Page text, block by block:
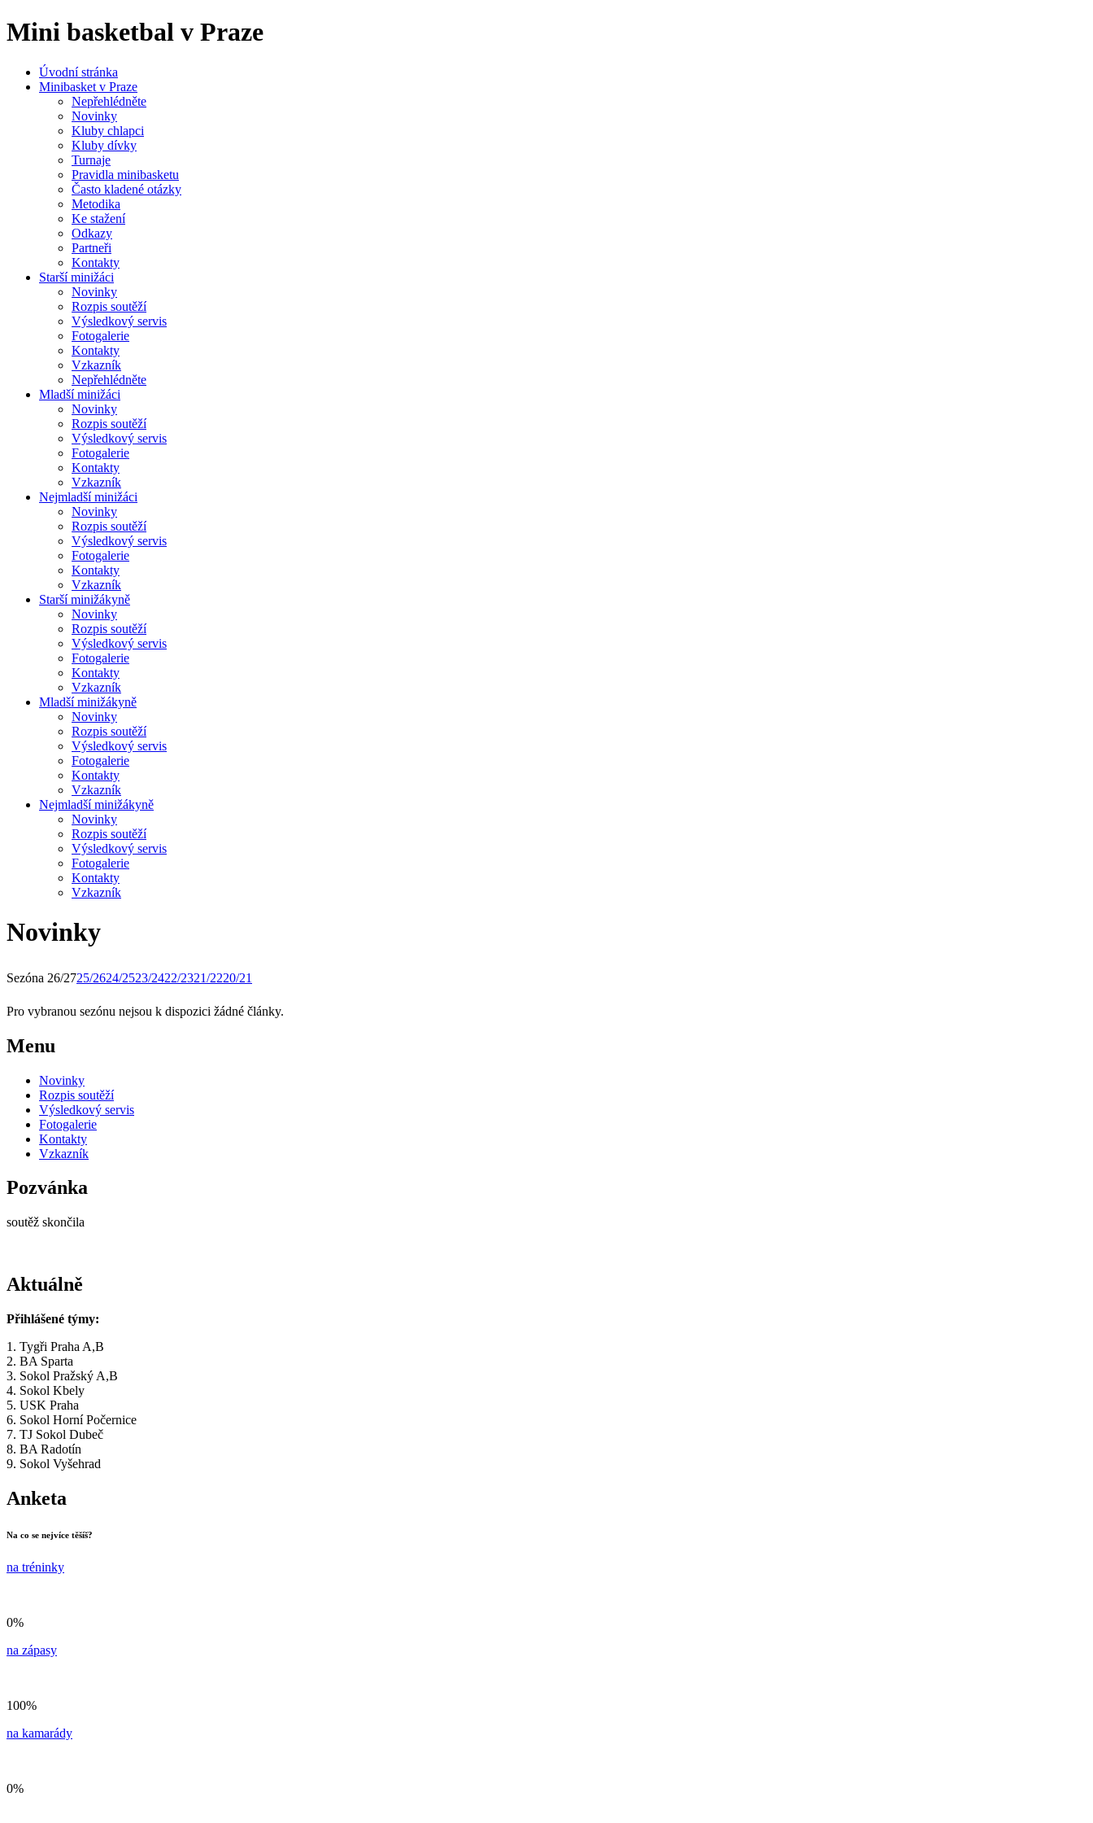
Mini basketbal v Praze
Úvodní stránka
Minibasket v Praze
Nepřehlédněte
Novinky
Kluby chlapci
Kluby dívky
Turnaje
Pravidla minibasketu
Často kladené otázky
Metodika
Ke stažení
Odkazy
Partneři
Kontakty
Starší minižáci
Novinky
Rozpis soutěží
Výsledkový servis
Fotogalerie
Kontakty
Vzkazník
Nepřehlédněte
Mladší minižáci
Novinky
Rozpis soutěží
Výsledkový servis
Fotogalerie
Kontakty
Vzkazník
Nejmladší minižáci
Novinky
Rozpis soutěží
Výsledkový servis
Fotogalerie
Kontakty
Vzkazník
Starší minižákyně
Novinky
Rozpis soutěží
Výsledkový servis
Fotogalerie
Kontakty
Vzkazník
Mladší minižákyně
Novinky
Rozpis soutěží
Výsledkový servis
Fotogalerie
Kontakty
Vzkazník
Nejmladší minižákyně
Novinky
Rozpis soutěží
Výsledkový servis
Fotogalerie
Kontakty
Vzkazník
Novinky
Sezóna 26/2725/2624/2523/2422/2321/2220/21
Pro vybranou sezónu nejsou k dispozici žádné články.
Menu
Novinky
Rozpis soutěží
Výsledkový servis
Fotogalerie
Kontakty
Vzkazník
Pozvánka
soutěž skončila
Aktuálně
Přihlášené týmy:
1. Tygři Praha A,B
2. BA Sparta
3. Sokol Pražský A,B
4. Sokol Kbely
5. USK Praha
6. Sokol Horní Počernice
7. TJ Sokol Dubeč
8. BA Radotín
9. Sokol Vyšehrad
Anketa
Na co se nejvíce těšíš?
na tréninky
0%
na zápasy
100%
na kamarády
0%